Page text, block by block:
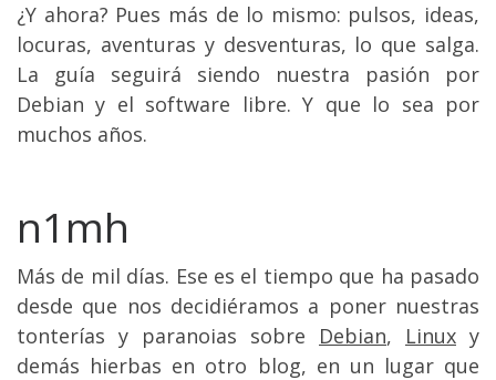
¿Y ahora? Pues más de lo mismo: pulsos, ideas,
locuras, aventuras y desventuras, lo que salga.
La guía seguirá siendo nuestra pasión por
Debian y el software libre. Y que lo sea por
muchos años.
n1mh
Más de mil días. Ese es el tiempo que ha pasado
desde que nos decidiéramos a poner nuestras
tonterías y paranoias sobre Debian, Linux y
demás hierbas en otro blog, en un lugar que